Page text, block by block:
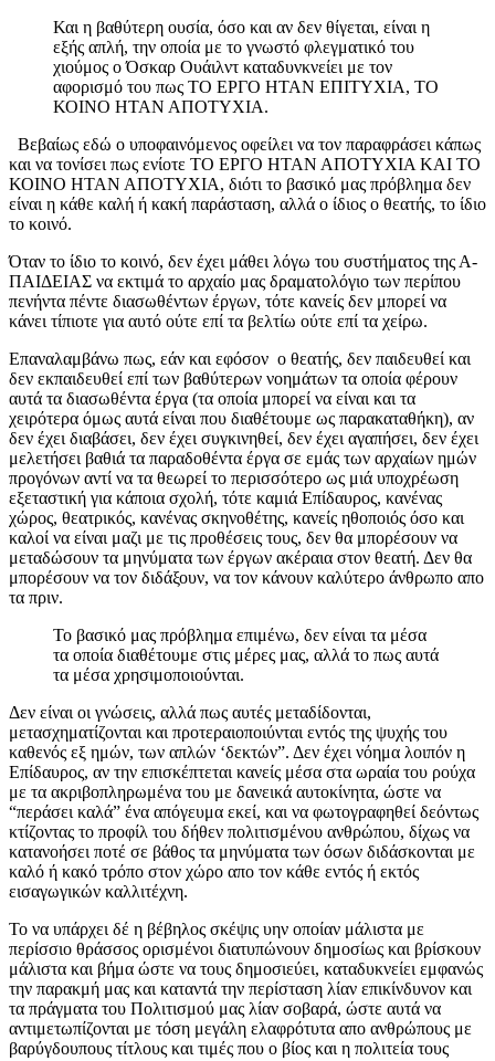
Και η βαθύτερη ουσία, όσο και αν δεν θίγεται, είναι η
εξής απλή, την οποία με το γνωστό φλεγματικό του
χιούμος ο Όσκαρ Ουάιλντ καταδυνκνείει με τον
αφορισμό του πως ΤΟ ΕΡΓΟ ΗΤΑΝ ΕΠΙΤΥΧΙΑ, ΤΟ
ΚΟΙΝΟ ΗΤΑΝ ΑΠΟΤΥΧΙΑ.
Βεβαίως εδώ ο υποφαινόμενος οφείλει να τον παραφράσει κάπως
και να τονίσει πως ενίοτε ΤΟ ΕΡΓΟ ΗΤΑΝ ΑΠΟΤΥΧΙΑ ΚΑΙ ΤΟ
ΚΟΙΝΟ ΗΤΑΝ ΑΠΟΤΥΧΙΑ, διότι το βασικό μας πρόβλημα δεν
είναι η κάθε καλή ή κακή παράσταση, αλλά ο ίδιος ο θεατής, το ίδιο
το κοινό.
Όταν το ίδιο το κοινό, δεν έχει μάθει λόγω του συστήματος της Α-
ΠΑΙΔΕΙΑΣ να εκτιμά το αρχαίο μας δραματολόγιο των περίπου
πενήντα πέντε διασωθέντων έργων, τότε κανείς δεν μπορεί να
κάνει τίπιοτε για αυτό ούτε επί τα βελτίω ούτε επί τα χείρω.
Επαναλαμβάνω πως, εάν και εφόσον ο θεατής, δεν παιδευθεί και
δεν εκπαιδευθεί επί των βαθύτερων νοημάτων τα οποία φέρουν
αυτά τα διασωθέντα έργα (τα οποία μπορεί να είναι και τα
χειρότερα όμως αυτά είναι που διαθέτουμε ως παρακαταθήκη), αν
δεν έχει διαβάσει, δεν έχει συγκινηθεί, δεν έχει αγαπήσει, δεν έχει
μελετήσει βαθιά τα παραδοθέντα έργα σε εμάς των αρχαίων ημών
προγόνων αντί να τα θεωρεί το περισσότερο ως μιά υποχρέωση
εξεταστική για κάποια σχολή, τότε καμιά Επίδαυρος, κανένας
χώρος, θεατρικός, κανένας σκηνοθέτης, κανείς ηθοποιός όσο και
καλοί να είναι μαζι με τις προθέσεις τους, δεν θα μπορέσουν να
μεταδώσουν τα μηνύματα των έργων ακέραια στον θεατή. Δεν θα
μπορέσουν να τον διδάξουν, να τον κάνουν καλύτερο άνθρωπο απο
τα πριν.
Το βασικό μας πρόβλημα επιμένω, δεν είναι τα μέσα
τα οποία διαθέτουμε στις μέρες μας, αλλά το πως αυτά
τα μέσα χρησιμοποιούνται.
Δεν είναι οι γνώσεις, αλλά πως αυτές μεταδίδονται,
μετασχηματίζονται και προτεραιοποιύνται εντός της ψυχής του
καθενός εξ ημών, των απλών ‘δεκτών”. Δεν έχει νόημα λοιπόν η
Επίδαυρος, αν την επισκέπτεται κανείς μέσα στα ωραία του ρούχα
με τα ακριβοπληρωμένα του με δανεικά αυτοκίνητα, ώστε να
“περάσει καλά” ένα απόγευμα εκεί, και να φωτογραφηθεί δεόντως
κτίζοντας το προφίλ του δήθεν πολιτισμένου ανθρώπου, δίχως να
κατανοήσει ποτέ σε βάθος τα μηνύματα των όσων διδάσκονται με
καλό ή κακό τρόπο στον χώρο απο τον κάθε εντός ή εκτός
εισαγωγικών καλλιτέχνη.
Το να υπάρχει δέ η βέβηλος σκέψις υην οποίαν μάλιστα με
περίσσιο θράσσος ορισμένοι διατυπώνουν δημοσίως και βρίσκουν
μάλιστα και βήμα ώστε να τους δημοσιεύει, καταδυκνείει εμφανώς
την παρακμή μας και καταντά την περίσταση λίαν επικίνδυνον και
τα πράγματα του Πολιτισμού μας λίαν σοβαρά, ώστε αυτά να
αντιμετωπίζονται με τόση μεγάλη ελαφρότυτα απο ανθρώπους με
βαρύγδουπους τίτλους και τιμές που ο βίος και η πολιτεία τους